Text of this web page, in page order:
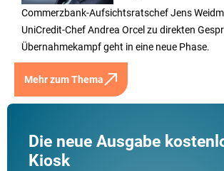
Commerzbank-Aufsichtsratschef Jens
UniCredit-Chef Andrea Orcel zu direkten
Übernahmekampf geht in eine neue Phase.
Mehr zum Thema
Die neue Ausgabe
Kiosk